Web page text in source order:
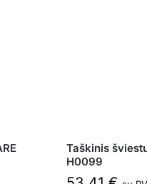
Taškinis
H0099